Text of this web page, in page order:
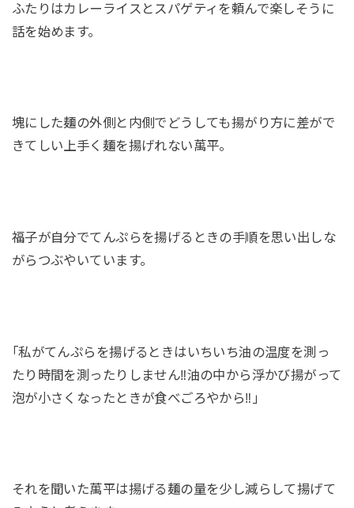
ふたりはカレーライスとスパゲティを頼んで楽しそうに
話を始めます。
塊にした麺の外側と内側でどうしても揚がり方に差がで
きてしい上手く麺を揚げれない萬平。
福子が自分でてんぷらを揚げるときの手順を思い出しな
がらつぶやいています。
｢私がてんぷらを揚げるときはいちいち油の温度を測っ
たり時間を測ったりしません‼油の中から浮かび揚がって
泡が小さくなったときが食べごろやから‼｣
それを聞いた萬平は揚げる麺の量を少し減らして揚げて